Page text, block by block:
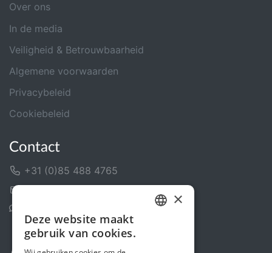
Over ons
In de media
Veiligheid & Betrouwbaarheid
Algemene voorwaarden
Privacybeleid
Cookiebeleid
Contact
+31 (0)85 488 4765
×
Deze website maakt
gebruik van cookies.